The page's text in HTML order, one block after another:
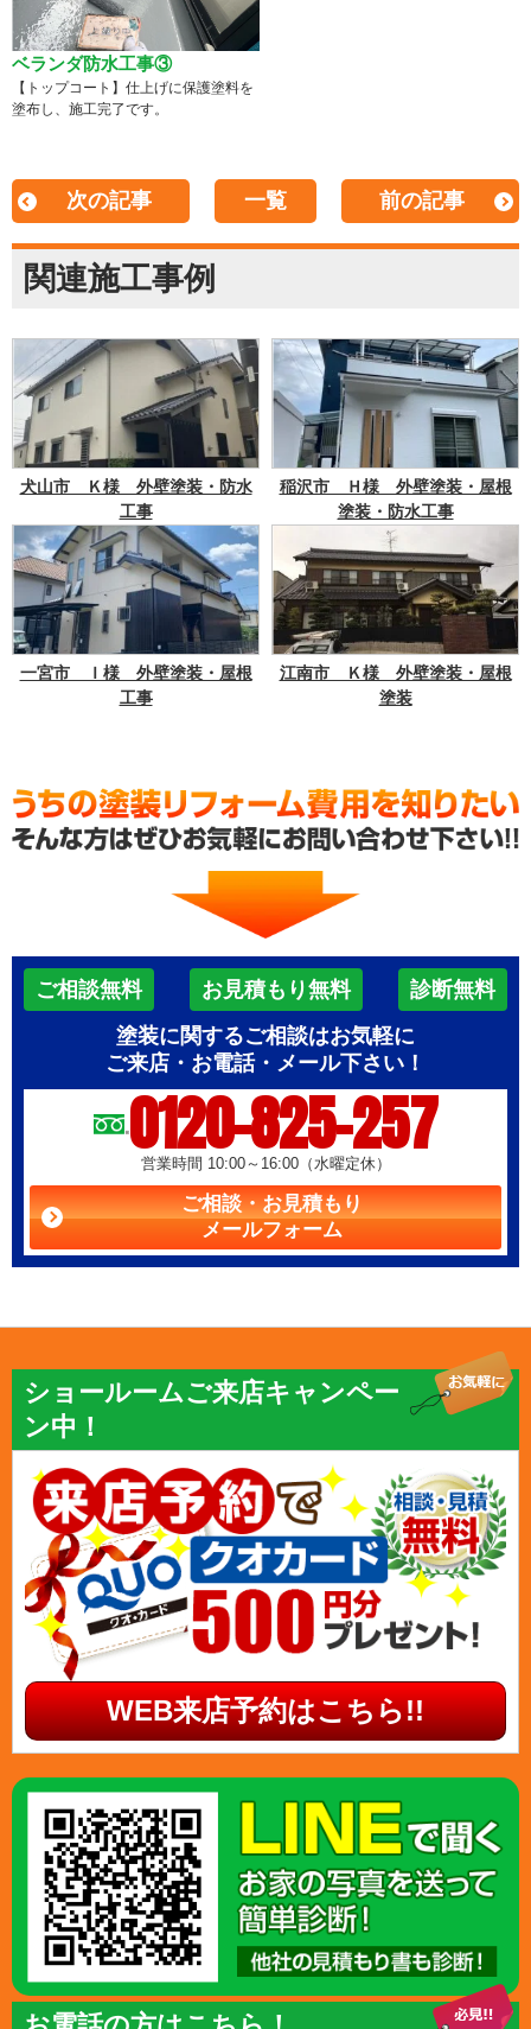
ベランダ防水工事③
【トップコート】仕上げに保護塗料を
塗布し、施工完了です。
次の記事 一覧 前の記事
関連施工事例
犬山市 Ｋ様 外壁塗装・防水
工事
稲沢市 Ｈ様 外壁塗装・屋根
塗装・防水工事
一宮市 Ｉ様 外壁塗装・屋根
工事
江南市 Ｋ様 外壁塗装・屋根
塗装
ご相談無料 お見積もり無料
診断無料
塗装に関するご相談はお気軽に
ご来店・お電話・メール下さい！
0120-825-257
営業時間 10:00～16:00（水曜定休）
ご相談・お見積もり
メールフォーム
ショールームご来店キャンペー
ン中！
WEB来店予約はこちら!!